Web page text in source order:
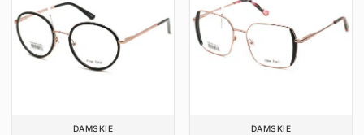
DAMSKIE DAMSKIE